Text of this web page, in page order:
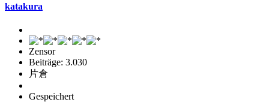
katakura
Zensor
Beiträge: 3.030
片倉
Gespeichert